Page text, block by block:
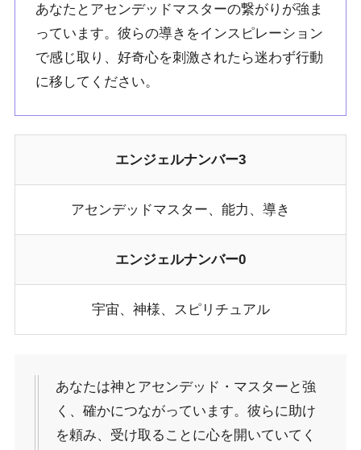
あなたとアセンデッドマスターの繋がりが強ま
っています。彼らの導きをインスピレーション
で感じ取り、好奇心を刺激されたら迷わず行動
に移してください。
エンジェルナンバー3
アセンデッドマスター、能力、導き
エンジェルナンバー0
宇宙、神様、スピリチュアル
あなたは神とアセンデッド・マスターと強
く、確かにつながっています。彼らに助け
を頼み、受け取ることに心を開いていてく